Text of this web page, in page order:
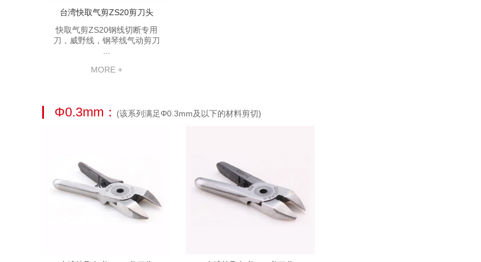
台湾快取气剪ZS20剪刀头
快取气剪ZS20钢线切断专用
刀，威野线，钢琴线气动剪刀
MORE +
Φ0.3mm： (该系列满足Φ0.3mm及以下的材料剪切)